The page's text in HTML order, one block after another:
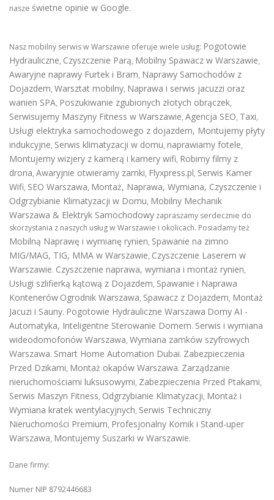
nasze świetne opinie w Google.
Nasz mobilny serwis w Warszawie oferuje wiele usług: Pogotowie
Hydrauliczne, Czyszczenie Parą, Mobilny Spawacz w Warszawie,
Awaryjne naprawy Furtek i Bram, Naprawy Samochodów z
Dojazdem, Warsztat mobilny, Naprawa i serwis jacuzzi oraz
wanien SPA, Poszukiwanie zgubionych złotych obrączek,
Serwisujemy Maszyny Fitness w Warszawie, Agencja SEO, Taxi,
Usługi elektryka samochodowego z dojazdem, Montujemy płyty
indukcyjne, Serwis klimatyzacji w domu, naprawiamy fotele,
Montujemy wizjery z kamerą i kamery wifi, Robimy filmy z
drona, Awaryjnie otwieramy zamki, Flyxpress.pl, Serwis Kamer
Wifi, SEO Warszawa, Montaż, Naprawa, Wymiana, Czyszczenie i
Odgrzybianie Klimatyzacji w Domu, Mobilny Mechanik
Warszawa & Elektryk Samochodowy zapraszamy serdecznie do
skorzystania z naszych usług w Warszawie i okolicach. Posiadamy też
Mobilną Naprawę i wymianę rynien, Spawanie na zimno
MIG/MAG, TIG, MMA w Warszawie, Czyszczenie Laserem w
Warszawie. Czyszczenie naprawa, wymiana i montaż rynien,
Usługi szlifierką kątową z Dojazdem, Spawanie i Naprawa
Kontenerów Ogrodnik Warszawa, Spawacz z Dojazdem, Montaż
Jacuzi i Sauny. Pogotowie Hydrauliczne Warszawa Domy AI -
Automatyka, Inteligentne Sterowanie Domem. Serwis i wymiana
wideodomofonów Warszawa, Wymiana zamków szyfrowych
Warszawa. Smart Home Automation Dubai. Zabezpieczenia
Przed Dzikami, Montaż okapów Warszawa. Zarządzanie
nieruchomościami luksusowymi, Zabezpieczenia Przed Ptakami,
Serwis Maszyn Fitness, Odgrzybianie Klimatyzacji, Montaż i
Wymiana kratek wentylacyjnych, Serwis Techniczny
Nieruchomości Premium, Profesjonalny Komik i Stand-uper
Warszawa, Montujemy Suszarki w Warszawie.
Dane firmy:
Numer NIP 8792446683